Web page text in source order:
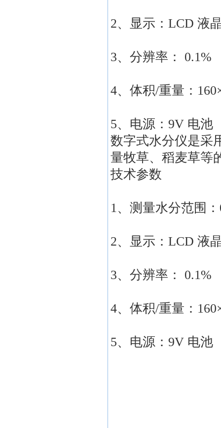
2、显示：LCD 液
3、分辨率： 0.1%
4、体积/重量：
5、电源：9V 电池
数字式水分仪是采
量牧草、稻麦草等
技术参数
1、测量水分范围
2、显示：LCD 液
3、分辨率： 0.1%
4、体积/重量：
5、电源：9V 电池